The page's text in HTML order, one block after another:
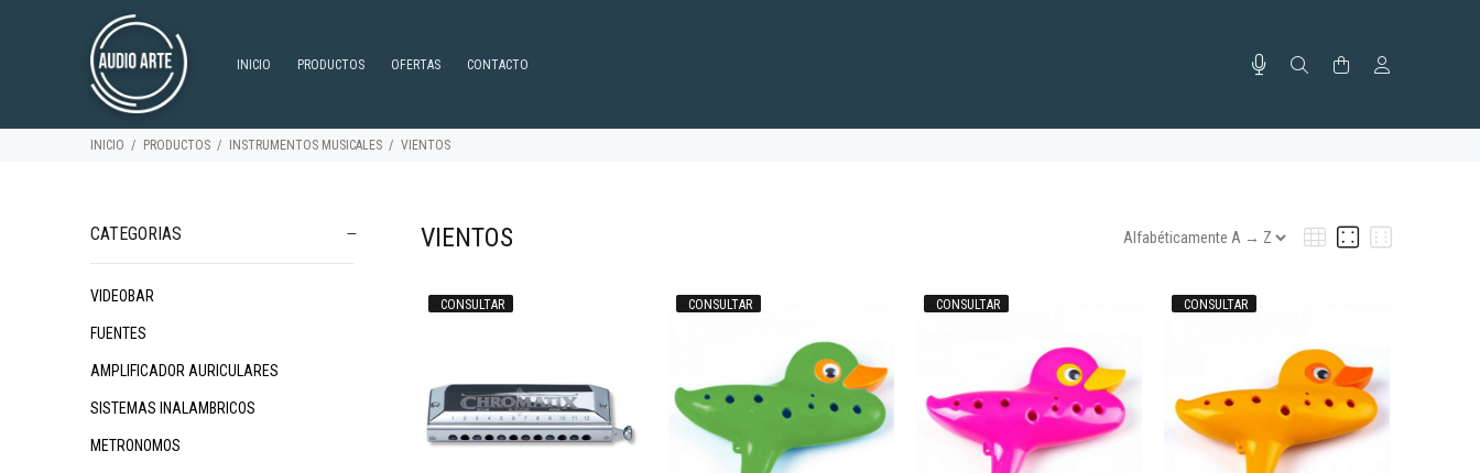
INICIO PRODUCTOS OFERTAS CONTACTO
INICIO PRODUCTOS INSTRUMENTOS MUSICALES VIENTOS
CATEGORIAS
VIDEOBAR
FUENTES
AMPLIFICADOR AURICULARES
SISTEMAS INALAMBRICOS
METRONOMOS
VIENTOS
CONSULTAR CONSULTAR CONSULTAR CONSULTAR